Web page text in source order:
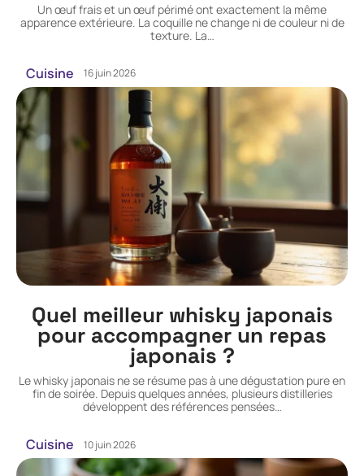
Un œuf frais et un œuf périmé ont exactement la même
apparence extérieure. La coquille ne change ni de couleur ni de
texture. La…
Cuisine 16 juin 2026
Quel meilleur whisky japonais
pour accompagner un repas
japonais ?
Le whisky japonais ne se résume pas à une dégustation pure en
fin de soirée. Depuis quelques années, plusieurs distilleries
développent des références pensées…
Cuisine 10 juin 2026